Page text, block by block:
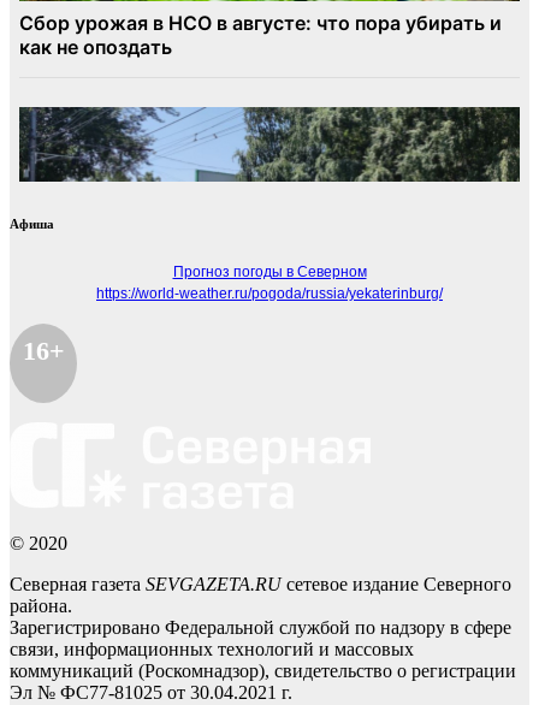
Афиша
Прогноз погоды в Северном
https://world-weather.ru/pogoda/russia/yekaterinburg/
16+
© 2020
Северная газета SEVGAZETA.RUсетевое издание Северного
района.
Зарегистрировано Федеральной службой по надзору в сфере
связи, информационных технологий и массовых
коммуникаций (Роскомнадзор), свидетельство о регистрации
Эл № ФС77-81025 от 30.04.2021 г.